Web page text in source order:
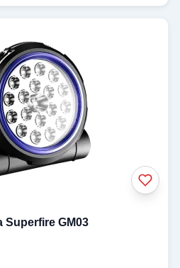
Superfire GM03